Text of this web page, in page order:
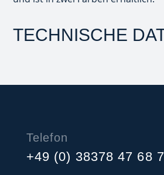
TECHNISCHE
Telefon
+49 (0) 38378 47 68